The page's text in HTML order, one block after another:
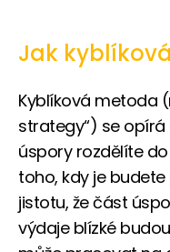
Jak
Kyblíková metoda
strategy“) se
úspory rozdělíte
toho, kdy je
jistotu, že část
výdaje blízké